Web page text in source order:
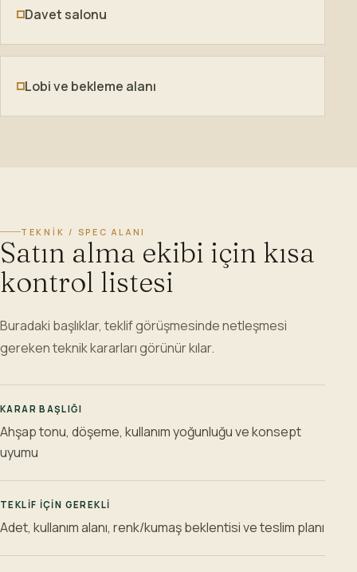
Davet salonu
Lobi ve bekleme alanı
TEKNIK / SPEC ALANI
Satın alma ekibi için kısa
kontrol listesi
Buradaki başlıklar, teklif görüşmesinde netleşmesi
gereken teknik kararları görünür kılar.
KARAR BAŞLIĞI
Ahşap tonu, döşeme, kullanım yoğunluğu ve konsept
uyumu
TEKLIF IÇIN GEREKLI
Adet, kullanım alanı, renk/kumaş beklentisi ve teslim planı